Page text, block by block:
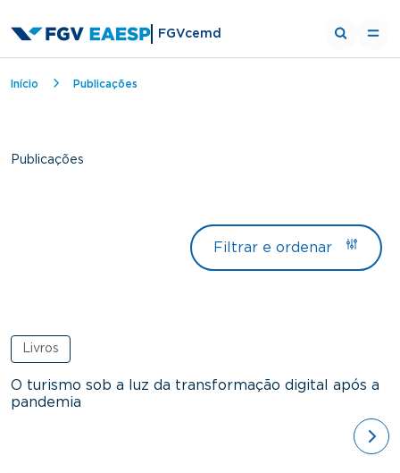
FGVcemd
Trilha de navegação
Início Publicações
Publicações
Filtrar e ordenar
Livros
O turismo sob a luz da transformação digital após a
pandemia